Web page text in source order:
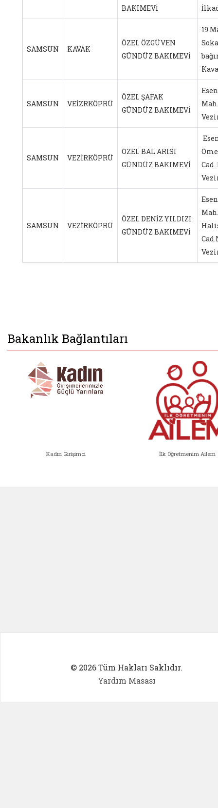
BAKIMEVİ
SAMSUN KAVAK
ÖZEL ÖZGÜVEN
GÜNDÜZ BAKIMEVİ
19
SAMSUN VEİZRKÖPRÜ
ÖZEL ŞAFAK
GÜNDÜZ BAKIMEVİ
SAMSUN VEZİRKÖPRÜ
ÖZEL BAL ARISI
GÜNDÜZ BAKIMEVİ
SAMSUN VEZİRKÖPRÜ
ÖZEL DENİZ YILDIZI
GÜNDÜZ BAKIMEVİ
Bakanlık Bağlantıları
Kadın Girişimci İlk Öğretmenim Ailem
© 2026 Tüm Hakları Saklıdır.
Yardım Masası